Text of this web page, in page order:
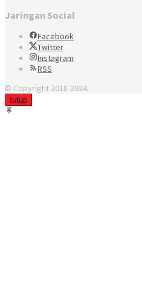
Jaringan Social
Facebook
Twitter
Instagram
RSS
© Copyright 2018-2024.
tutup